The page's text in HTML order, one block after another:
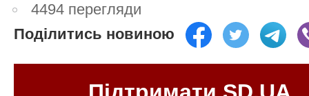
4494 перегляди
Поділитись новиною